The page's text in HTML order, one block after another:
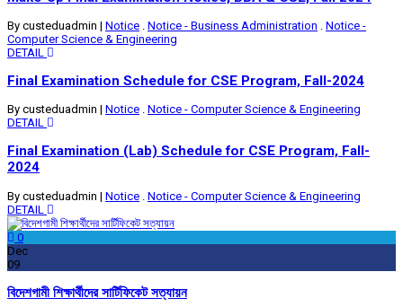
By custeduadmin | Notice Notice - Business Administration
Notice -
Computer Science & Engineering
DETAIL
Final Examination Schedule for CSE Program, Fall-2024
By custeduadmin | Notice . Notice - Computer Science & Engineering
DETAIL
Final Examination (Lab) Schedule for CSE Program, Fall-
2024
By custeduadmin | Notice Notice - Computer Science & Engineering
DETAIL
0
Dec
09
বিদেশগামী শিক্ষার্থীদের সার্টিফিকেট সত্যায়ন